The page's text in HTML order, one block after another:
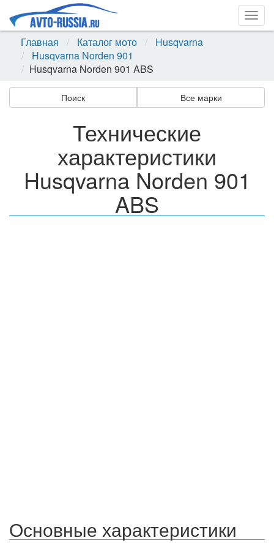
Главная
Каталог мото
Husqvarna
Husqvarna Norden 901
Husqvarna Norden 901 ABS
Поиск Все марки
Технические
характеристики
Husqvarna Norden 901
ABS
Основные характеристики